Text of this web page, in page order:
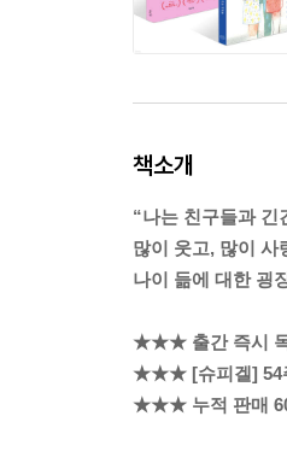
책소개
“나는 친구들과 긴
많이 웃고, 많이 사
나이 듦에 대한 굉
★★★ 출간 즉시 독
★★★ [슈피겔] 54
★★★ 누적 판매